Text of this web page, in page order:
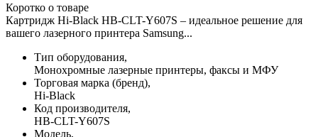
Коротко о товаре
Картридж Hi-Black HB-CLT-Y607S – идеальное решение для
вашего лазерного принтера Samsung...
Тип оборудования,
Монохромные лазерные принтеры, факсы и МФУ
Торговая марка (бренд),
Hi-Black
Код производителя,
HB-CLT-Y607S
Модель,